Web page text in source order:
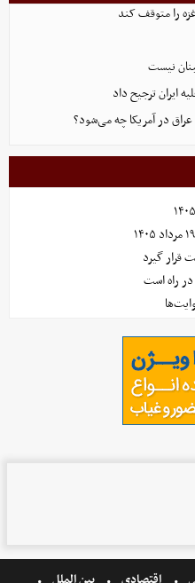
را متوقف کند
نیست
ایران ترجیح داد
در آمریکا چه می‌شود؟
قرار گیرد